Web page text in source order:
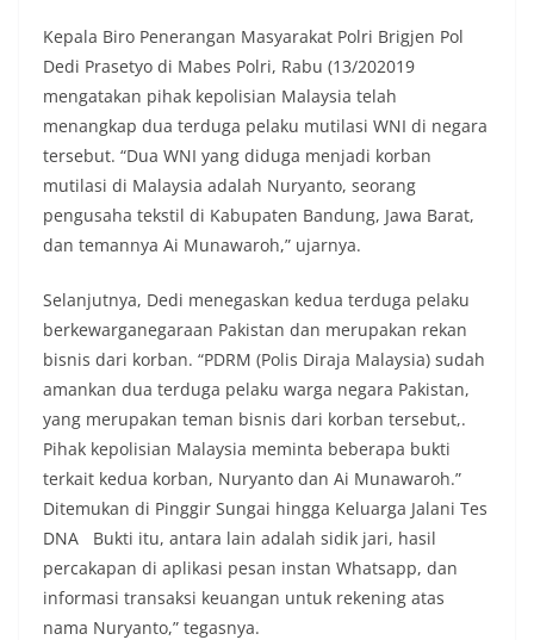
Kepala Biro Penerangan Masyarakat Polri Brigjen Pol
Dedi Prasetyo di Mabes Polri, Rabu (13/202019
mengatakan pihak kepolisian Malaysia telah
menangkap dua terduga pelaku mutilasi WNI di negara
tersebut. “Dua WNI yang diduga menjadi korban
mutilasi di Malaysia adalah Nuryanto, seorang
pengusaha tekstil di Kabupaten Bandung, Jawa Barat,
dan temannya Ai Munawaroh,” ujarnya.
Selanjutnya, Dedi menegaskan kedua terduga pelaku
berkewarganegaraan Pakistan dan merupakan rekan
bisnis dari korban. “PDRM (Polis Diraja Malaysia) sudah
amankan dua terduga pelaku warga negara Pakistan,
yang merupakan teman bisnis dari korban tersebut,.
Pihak kepolisian Malaysia meminta beberapa bukti
terkait kedua korban, Nuryanto dan Ai Munawaroh.”
Ditemukan di Pinggir Sungai hingga Keluarga Jalani Tes
DNA Bukti itu, antara lain adalah sidik jari, hasil
percakapan di aplikasi pesan instan Whatsapp, dan
informasi transaksi keuangan untuk rekening atas
nama Nuryanto,” tegasnya.